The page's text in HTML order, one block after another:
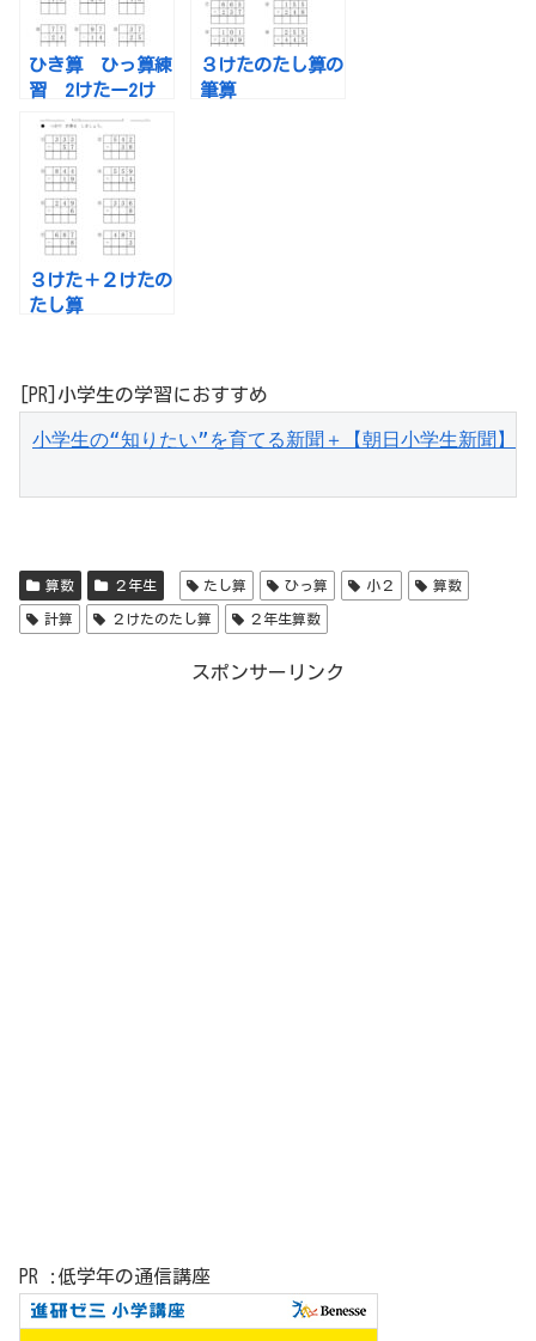
ひき算 ひっ算練
習 2けたー2け
た
３けたのたし算の
筆算
３けた＋２けたの
たし算
[PR]小学生の学習におすすめ
小学生の“知りたい”を育てる新聞＋【朝日小学生新聞】
算数 ２年生 たし算 ひっ算 小２ 算数
計算 ２けたのたし算 ２年生算数
スポンサーリンク
PR :低学年の通信講座